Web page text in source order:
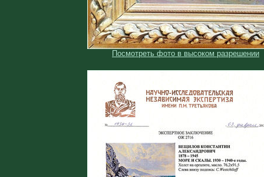
Посмотреть фото в высоком разрешении